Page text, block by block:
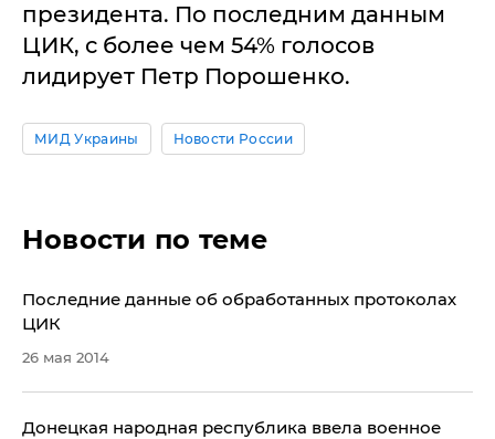
президента. По последним данным
ЦИК, с более чем 54% голосов
лидирует Петр Порошенко.
МИД Украины Новости России
Новости по теме
Последние данные об обработанных протоколах
ЦИК
26 мая 2014
​Донецкая народная республика ввела военное